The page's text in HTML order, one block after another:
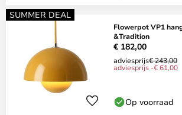
SUMMER DEAL
Flowerpot VP1
&Tradition
€ 182,00
adviesprijs€ 243,00
adviesprijs -€ 61,00
Op voorraad